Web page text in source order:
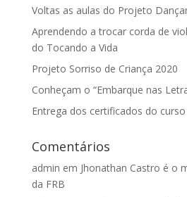
Voltas as aulas do Projeto
Aprendendo a trocar corda de
do Tocando a Vida
Projeto Sorriso de Criança 2020
Conheçam o “Embarque nas
Entrega dos certificados do curso
Comentários
admin em Jhonathan Castro é o
da FRB